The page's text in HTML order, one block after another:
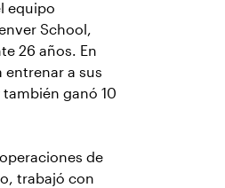
equipo
School,
26 años. En
entrenar a sus
también ganó 10
de
trabajó con